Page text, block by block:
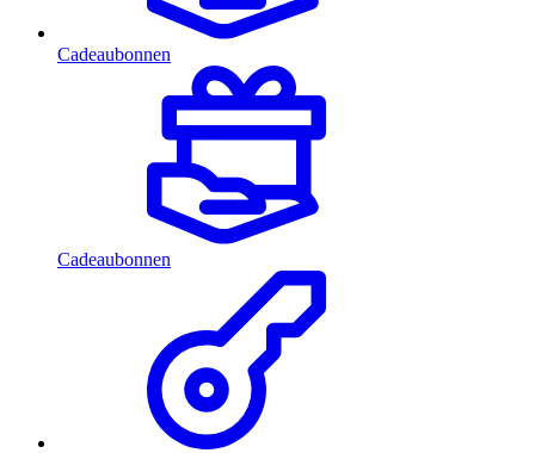
Cadeaubonnen
Cadeaubonnen